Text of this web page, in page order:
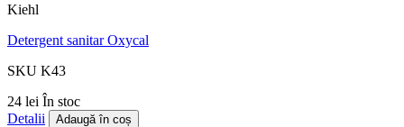
Kiehl
Detergent sanitar Oxycal
SKU K43
24 lei În stoc
Detalii
Adaugă în coș